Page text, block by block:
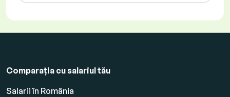
Comparația cu salariul tău
Salarii în România